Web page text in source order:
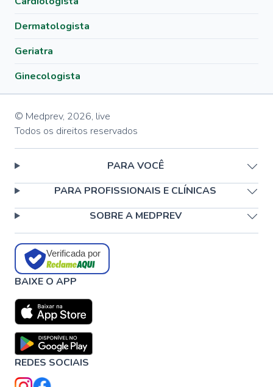
Dermatologista
Geriatra
Ginecologista
© Medprev, 2026, live
Todos os direitos reservados
PARA VOCÊ
PARA PROFISSIONAIS E CLÍNICAS
SOBRE A MEDPREV
Verificada por
BAIXE O APP
REDES SOCIAIS